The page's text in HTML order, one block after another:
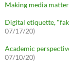
Making media matter
Digital etiquette,
07/17/20)
Academic
07/10/20)